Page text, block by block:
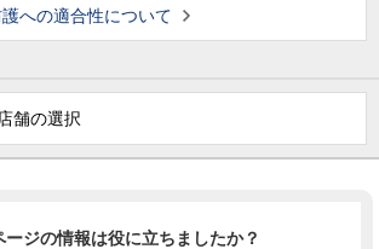
への適合性について
店舗の選択
ージの情報は役に立ちましたか？